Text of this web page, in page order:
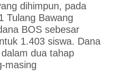
dihimpun, pada
Tulang Bawang
BOS sebesar
1.403 siswa. Dana
dua tahap
masing